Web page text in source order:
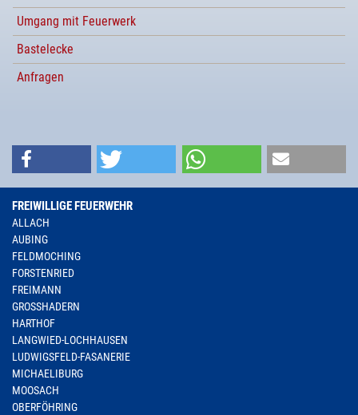
Umgang mit Feuerwerk
Bastelecke
Anfragen
FREIWILLIGE FEUERWEHR
ALLACH
AUBING
FELDMOCHING
FORSTENRIED
FREIMANN
GROSSHADERN
HARTHOF
LANGWIED-LOCHHAUSEN
LUDWIGSFELD-FASANERIE
MICHAELIBURG
MOOSACH
OBERFÖHRING